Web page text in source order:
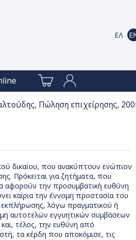
Πώληση επιχείρησης,
δικαίου, που ανακύπτουν ενώπιον
Πρόκειται για ζητήματα, που
αφορούν την προσυμβατική ευθύνη
καίρια την έννομη προστασία του
εκπλήρωσης, λόγω πραγματικού ή
αυτοτελών εγγυητικών συμβάσεων
τέλος, την ευθύνη από
τα κέρδη που αποκόμισε, τις